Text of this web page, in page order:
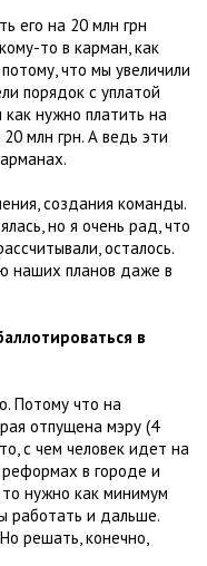
его на 20 млн грн
то в карман, как
что мы увеличили
порядок с уплатой
как нужно платить на
млн грн. А ведь эти
создания команды.
но я очень рад, что
осталось.
наших планов даже в
в
Потому что на
отпущена мэру (4
с чем человек идет на
в городе и
нужно как минимум
работать и дальше.
решать, конечно,